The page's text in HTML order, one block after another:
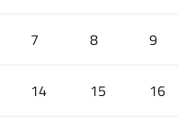
7 8 9
14 15 16